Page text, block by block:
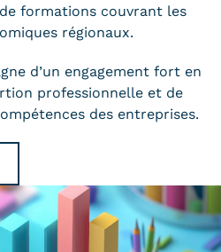
formations couvrant les
régionaux.
d’un engagement fort en
professionnelle et de
des entreprises.